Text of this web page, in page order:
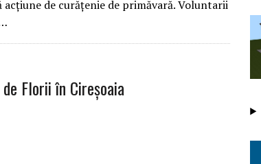
de curățenie de primăvară. Voluntarii
de Florii în Cireșoaia